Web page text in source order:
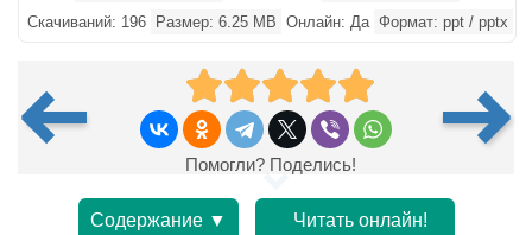
Скачиваний: 196
Размер: 6.25 MB Онлайн: Да Формат: ppt / pptx
Помогли? Поделись!
Содержание ▼ Читать онлайн!